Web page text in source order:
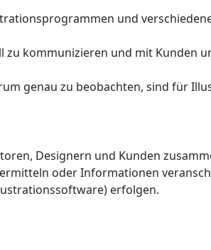
und
kommunizieren und mit Kunden
genau zu beobachten, sind für
Designern und Kunden
oder Informationen
erfolgen.